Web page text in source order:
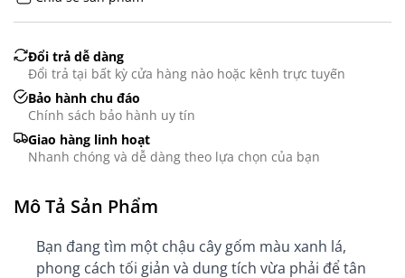
Đổi trả dễ dàng
Đổi trả tại bất kỳ cửa hàng nào hoặc kênh trực tuyến
Bảo hành chu đáo
Chính sách bảo hành uy tín
Giao hàng linh hoạt
Nhanh chóng và dễ dàng theo lựa chọn của bạn
Mô Tả Sản Phẩm
Bạn đang tìm một chậu cây gốm màu xanh lá,
phong cách tối giản và dung tích vừa phải để tân